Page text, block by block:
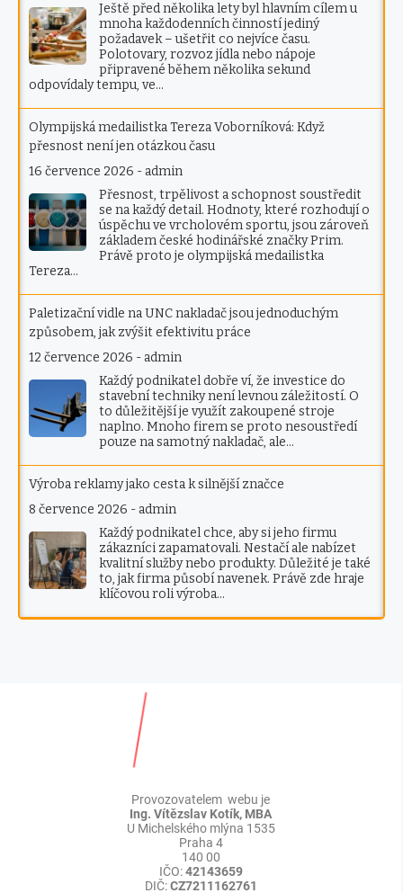
Ještě před několika lety byl hlavním cílem u
mnoha každodenních činností jediný
požadavek – ušetřit co nejvíce času.
Polotovary, rozvoz jídla nebo nápoje
připravené během několika sekund
odpovídaly tempu, ve…
Olympijská medailistka Tereza Voborníková: Když
přesnost není jen otázkou času
16 července 2026 - admin
Přesnost, trpělivost a schopnost soustředit
se na každý detail. Hodnoty, které rozhodují o
úspěchu ve vrcholovém sportu, jsou zároveň
základem české hodinářské značky Prim.
Právě proto je olympijská medailistka
Tereza…
Paletizační vidle na UNC nakladač jsou jednoduchým
způsobem, jak zvýšit efektivitu práce
12 července 2026 - admin
Každý podnikatel dobře ví, že investice do
stavební techniky není levnou záležitostí. O
to důležitější je využít zakoupené stroje
naplno. Mnoho firem se proto nesoustředí
pouze na samotný nakladač, ale…
Výroba reklamy jako cesta k silnější značce
8 července 2026 - admin
Každý podnikatel chce, aby si jeho firmu
zákazníci zapamatovali. Nestačí ale nabízet
kvalitní služby nebo produkty. Důležité je také
to, jak firma působí navenek. Právě zde hraje
klíčovou roli výroba…
Provozovatelem webu je
Ing. Vítězslav Kotík, MBA
U Michelského mlýna 1535
Praha 4
140 00
IČO:42143659
DIČ:CZ7211162761